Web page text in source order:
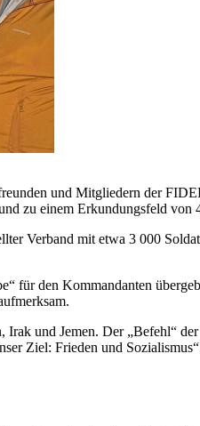
und Mitgliedern der
zu einem Erkundungsfeld
Verband mit etwa 3 000
für den Kommandanten
und Jemen. Der „Befehl“
Ziel: Frieden und